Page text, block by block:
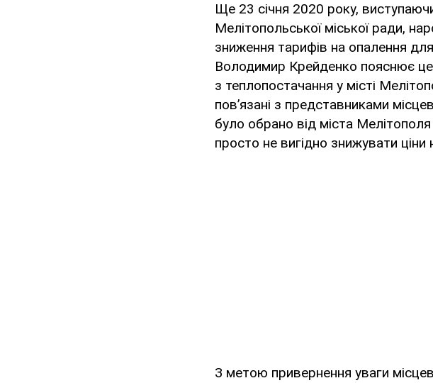
Ще 23 січня 2020 року,
Мелітопольської міської ради,
зниження тарифів на опалення
Володимир Крейденко пояснює
з теплопостачання у місті
пов’язані з представниками
було обрано від міста
просто не вигідно знижувати
З метою привернення уваги